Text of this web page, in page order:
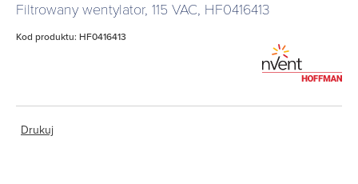
Filtrowany wentylator, 115 VAC, HF0416413
Kod produktu: HF0416413
Drukuj